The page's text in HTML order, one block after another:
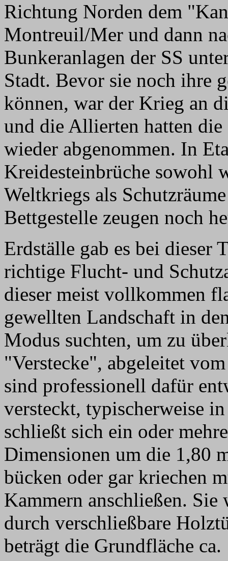
Richtung Norden dem
Montreuil/Mer und dann
Bunkeranlagen der SS
Stadt. Bevor sie noch ihre
können, war der Krieg an
und die Allierten hatten die
wieder abgenommen. In
Kreidesteinbrüche sowohl
Weltkriegs als
Bettgestelle zeugen noch
Erdställe gab es bei dieser
richtige Flucht- und
dieser meist vollkommen
gewellten Landschaft in
Modus suchten, um zu
"Verstecke", abgeleitet
sind professionell dafür
versteckt, typischerweise
schließt sich ein oder
Dimensionen um die 1,80
bücken oder gar kriechen
Kammern anschließen. Sie
durch verschließbare
beträgt die Grundfläche